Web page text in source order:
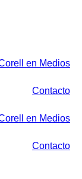
en Medios
Contacto
en Medios
Contacto